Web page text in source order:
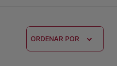
ORDENAR POR